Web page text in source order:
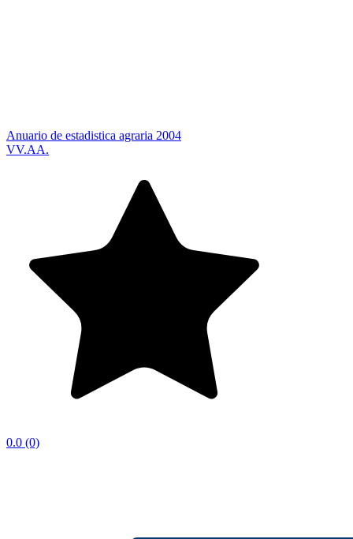
Anuario de estadistica agraria 2004
VV.AA.
0.0 (0)